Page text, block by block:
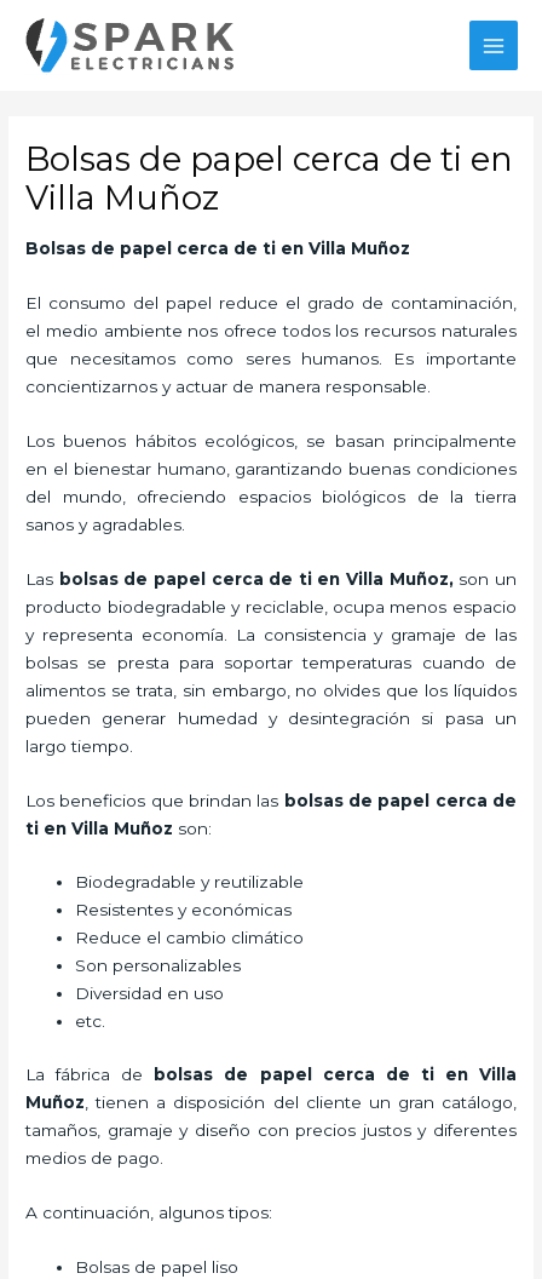
contenido
Bolsas de papel cerca de ti en
Villa Muñoz
Bolsas de papel cerca de ti en Villa Muñoz
El consumo del papel reduce el grado de contaminación,
el medio ambiente nos ofrece todos los recursos naturales
que necesitamos como seres humanos. Es importante
concientizarnos y actuar de manera responsable.
Los buenos hábitos ecológicos, se basan principalmente
en el bienestar humano, garantizando buenas condiciones
del mundo, ofreciendo espacios biológicos de la tierra
sanos y agradables.
Las bolsas de papel cerca de ti en Villa Muñoz, son un
producto biodegradable y reciclable, ocupa menos espacio
y representa economía. La consistencia y gramaje de las
bolsas se presta para soportar temperaturas cuando de
alimentos se trata, sin embargo, no olvides que los líquidos
pueden generar humedad y desintegración si pasa un
largo tiempo.
Los beneficios que brindan las bolsas de papel cerca de
ti en Villa Muñoz son:
Biodegradable y reutilizable
Resistentes y económicas
Reduce el cambio climático
Son personalizables
Diversidad en uso
etc.
La fábrica de
bolsas de papel cerca de ti en Villa
Muñoz , tienen a disposición del cliente un gran catálogo,
tamaños, gramaje y diseño con precios justos y diferentes
medios de pago.
A continuación, algunos tipos:
Bolsas de papel liso